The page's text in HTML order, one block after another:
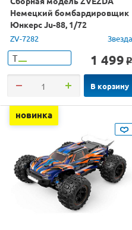
Немецкий бомбардировщик
Юнкерс Ju-88, 1/72
ZV-7282 Звезда
Т 1 499 o
В корзину
новинка